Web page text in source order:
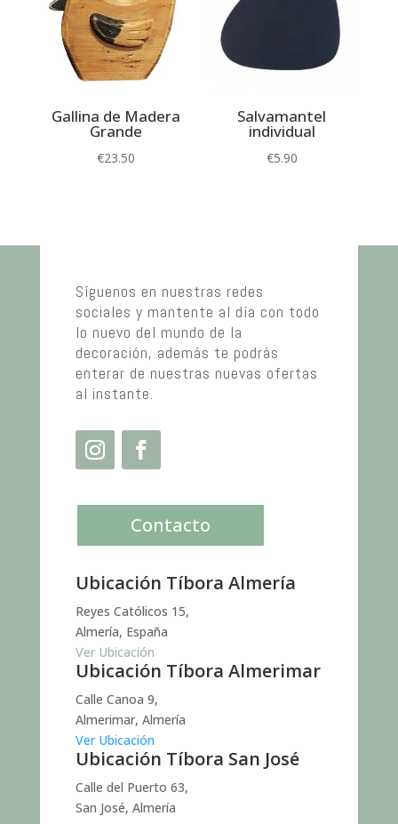
Gallina de Madera
Grande
€23.50
Salvamantel
individual
€5.90
Síguenos en nuestras redes
sociales y mantente al día con todo
lo nuevo del mundo de la
decoración, además te podrás
enterar de nuestras nuevas ofertas
al instante.
Contacto
Ubicación Tíbora Almería
Reyes Católicos 15,
Almería, España
Ver Ubicación
Ubicación Tíbora Almerimar
Calle Canoa 9,
Almerimar, Almería
Ver Ubicación
Ubicación Tíbora San José
Calle del Puerto 63,
San José, Almería